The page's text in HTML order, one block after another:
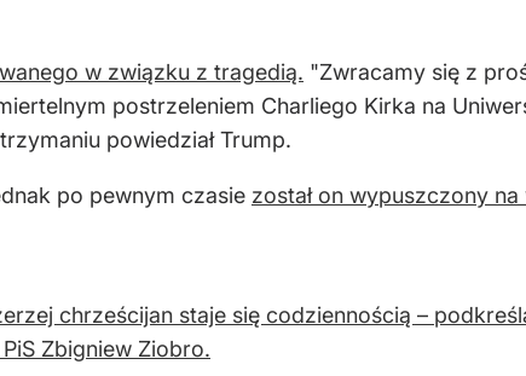
w związku z tragedią. "Zwracamy się z
postrzeleniem Charliego Kirka na
powiedział Trump.
po pewnym czasie został on wypuszczony
chrześcijan staje się codziennością –
Zbigniew Ziobro.